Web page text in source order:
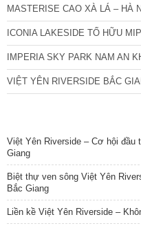
MASTERISE CAO XÀ LÁ – HÀ
ICONIA LAKESIDE TỐ HỮU
IMPERIA SKY PARK NAM AN
VIỆT YÊN RIVERSIDE BẮC
Việt Yên Riverside – Cơ hội đầu
Giang
Biệt thự ven sông Việt Yên
Bắc Giang
Liền kề Việt Yên Riverside –